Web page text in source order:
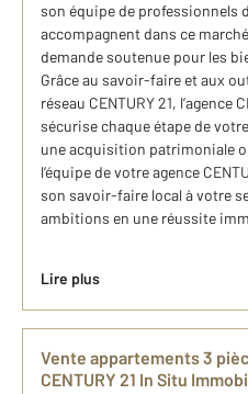
son équipe de professionnels
accompagnent dans ce
demande soutenue pour les
Grâce au savoir-faire et aux
réseau CENTURY 21, l’agence
sécurise chaque étape de
une acquisition patrimoniale
l’équipe de votre agence
son savoir-faire local à votre
ambitions en une réussite
Lire plus
Vente appartements 3
CENTURY 21 In Situ